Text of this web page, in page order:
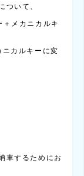
ついて、
メカニカルキ
カルキーに変
車するためにお